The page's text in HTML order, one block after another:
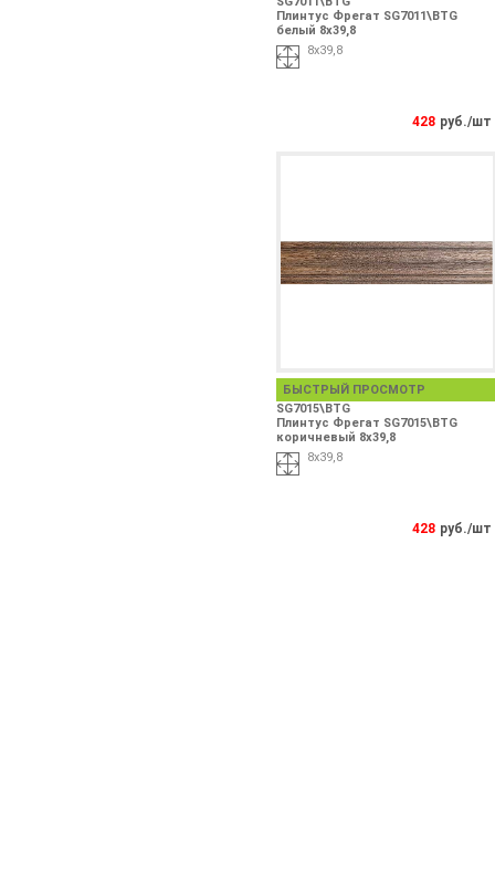
Плинтус Фрегат SG7011\BTG
белый 8х39,8
8х39,8
428 руб./шт
БЫСТРЫЙ ПРОСМОТР
SG7015\BTG
Плинтус Фрегат SG7015\BTG
коричневый 8х39,8
8х39,8
428 руб./шт